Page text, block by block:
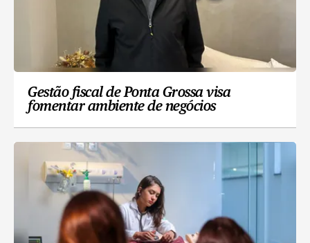
Gestão fiscal de Ponta Grossa visa
fomentar ambiente de negócios